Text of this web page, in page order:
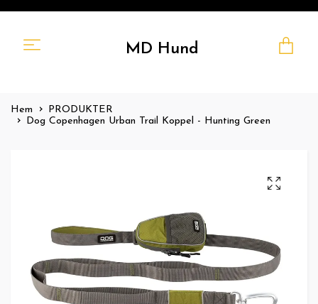
MD Hund
Hem
PRODUKTER
Dog Copenhagen Urban Trail Koppel - Hunting Green